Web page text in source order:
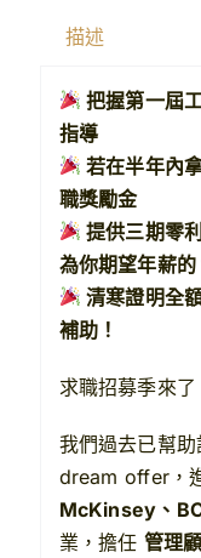
描述
把握第一屆
指導
若在半年內
職獎勵金
提供三期零
為你期望年薪的
清寒證明全
補助！
求職招募季來
我們過去已幫
dream offer，
McKinsey、
業，擔任 管理